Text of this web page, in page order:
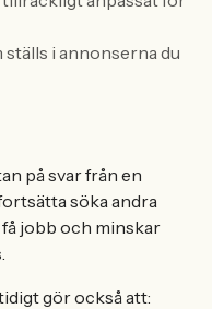
i annonserna du
på svar från en
söka andra
jobb och minskar
gör också att: